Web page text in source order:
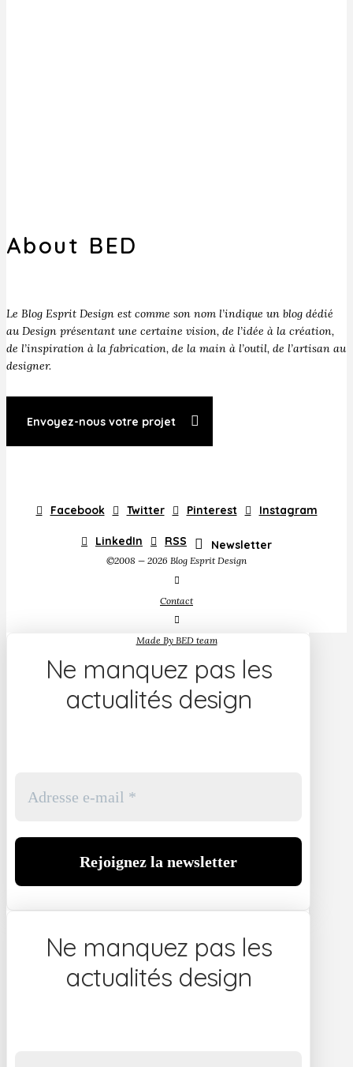
About BED
Le Blog Esprit Design est comme son nom l’indique un blog dédié
au Design présentant une certaine vision, de l’idée à la création,
de l’inspiration à la fabrication, de la main à l’outil, de l’artisan au
designer.
Envoyez-nous votre projet
Facebook Twitter Pinterest Instagram
LinkedIn RSS Newsletter
©2008 — 2026 Blog Esprit Design
Contact
Made By BED team
Ne manquez pas les
actualités design
Ne manquez pas les
actualités design